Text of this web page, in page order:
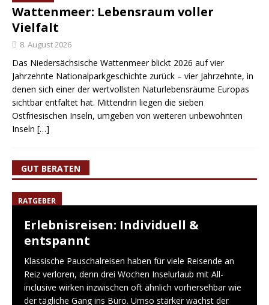
Wattenmeer: Lebensraum voller
Vielfalt
8. August 2026
Das Niedersächsische Wattenmeer blickt 2026 auf vier
Jahrzehnte Nationalparkgeschichte zurück – vier Jahrzehnte, in
denen sich einer der wertvollsten Naturlebensräume Europas
sichtbar entfaltet hat. Mittendrin liegen die sieben
Ostfriesischen Inseln, umgeben von weiteren unbewohnten
Inseln […]
GUT BERATEN
RATGEBER
Erlebnisreisen: Individuell &
entspannt
Klassische Pauschalreisen haben für viele Reisende an
Reiz verloren, denn drei Wochen Inselurlaub mit All-
inclusive wirken inzwischen oft ähnlich vorhersehbar wie
der tägliche Gang ins Büro. Umso stärker wächst der